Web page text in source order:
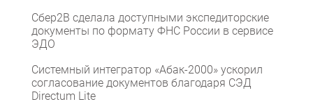
Сбер2B сделала доступными экспедиторские
документы по формату ФНС России в сервисе
ЭДО
Системный интегратор «Абак-2000» ускорил
согласование документов благодаря СЭД
Directum Lite